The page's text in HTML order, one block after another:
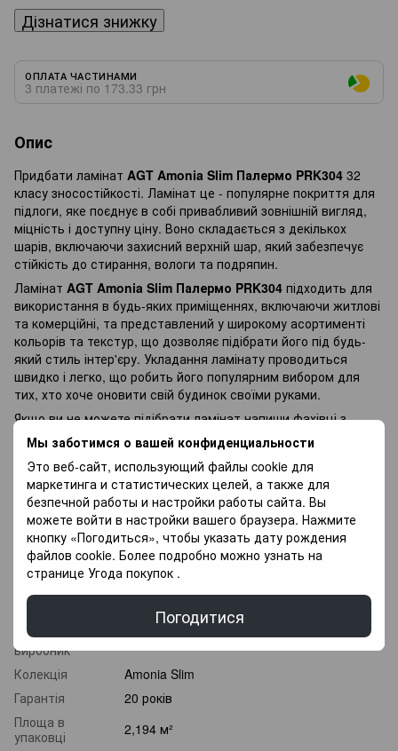
Мы заботимся о вашей конфиденциальности
Это веб-сайт, использующий файлы cookie для
маркетинга и статистических целей, а также для
безпечной работы и настройки работы сайта. Вы
можете войти в настройки вашего браузера. Нажмите
кнопку «Погодиться», чтобы указать дату рождения
файлов cookie. Более подробно можно узнать на
странице Угода покупок .
Погодитися
Дізнатися знижку
ОПЛАТА ЧАСТИНАМИ
3 платежі по 173.33 грн
Опис
Придбати ламінат AGT Amonia Slim Палермо PRK304 32
класу зносостійкості. Ламінат це - популярне покриття для
підлоги, яке поєднує в собі привабливий зовнішній вигляд,
міцність і доступну ціну. Воно складається з декількох
шарів, включаючи захисний верхній шар, який забезпечує
стійкість до стирання, вологи та подряпин.
Ламінат AGT Amonia Slim Палермо PRK304 підходить для
використання в будь-яких приміщеннях, включаючи житлові
та комерційні, та представлений у широкому асортименті
кольорів та текстур, що дозволяє підібрати його під будь-
який стиль інтер'єру. Укладання ламінату проводиться
швидко і легко, що робить його популярним вибором для
тих, хто хоче оновити свій будинок своїми руками.
Якщо ви не можете підібрати ламінат напиши фахівці з
радістю Вам допоможуть у Виборі, так само у Вас є
можливість Придбати покриття для підлоги в оплату
частинами, і оплачувати різними платежами протягом 3
місяців.
Характеристики
Клас
32 клас
Країна
виробник
Туреччина
Колекція
Amonia Slim
Гарантія
20 років
Площа в
упаковці
2,194 м²